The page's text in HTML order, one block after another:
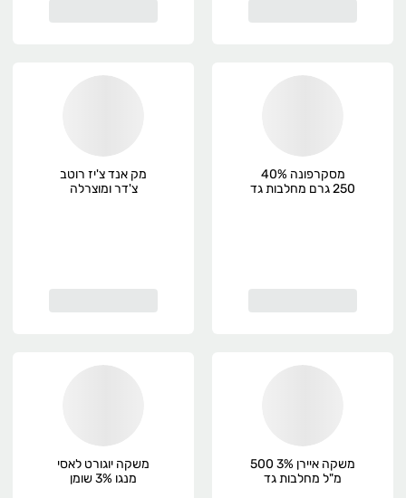
מסקרפונה 40%
250 גרם מחלבות גד
מק אנד צ'יז רוטב
צ'דר ומוצרלה
משקה איירן 3% 500
מ"ל מחלבות גד
משקה יוגורט לאסי
מנגו 3% שומן